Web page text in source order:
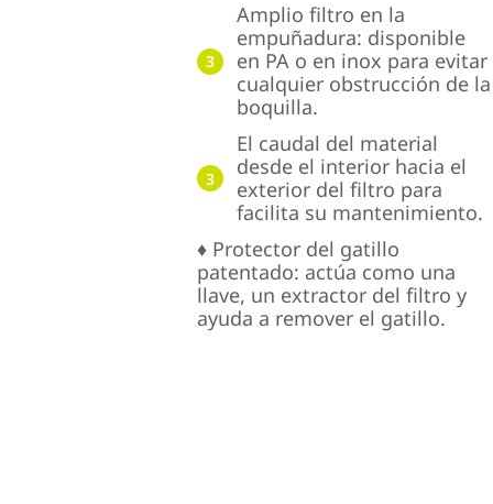
3
Amplio filtro en la
empuñadura: disponible
en PA o en inox para evitar
cualquier obstrucción de la
boquilla.
3
El caudal del material
desde el interior hacia el
exterior del filtro para
facilita su mantenimiento.
♦ Protector del gatillo
patentado: actúa como una
llave, un extractor del filtro y
ayuda a remover el gatillo.